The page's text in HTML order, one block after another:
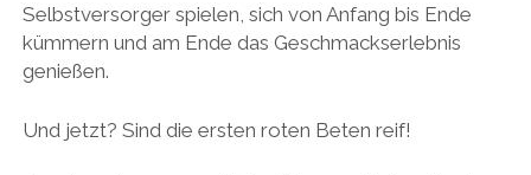
Selbstversorger spielen, sich von Anfang bis Ende
kümmern und am Ende das Geschmackserlebnis
genießen.
Und jetzt? Sind die ersten roten Beten reif!